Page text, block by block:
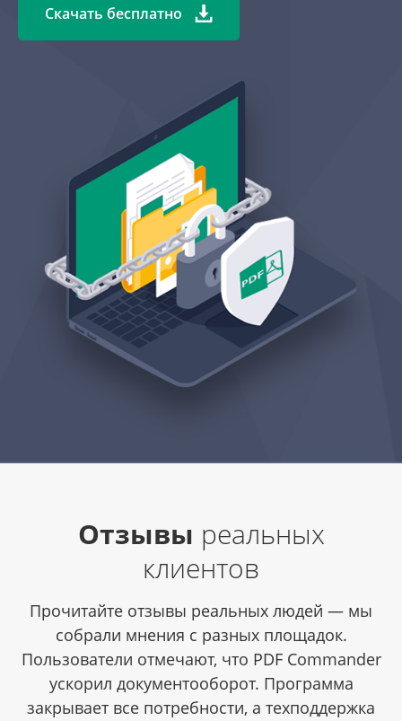
Скачать бесплатно
Отзывы реальных
клиентов
Прочитайте отзывы реальных людей — мы
собрали мнения с разных площадок.
Пользователи отмечают, что PDF Commander
ускорил документооборот. Программа
закрывает все потребности, а техподдержка